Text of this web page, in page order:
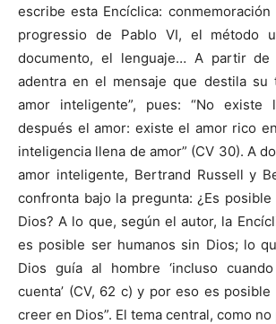
escribe esta Encíclica:
progressio de Pablo VI, el método
documento, el lenguaje… A partir
adentra en el mensaje que destila su
amor inteligente”, pues: “No existe
después el amor: existe el amor rico
inteligencia llena de amor” (CV 30). A
amor inteligente, Bertrand Russell y
confronta bajo la pregunta: ¿Es
Dios? A lo que, según el autor, la
es posible ser humanos sin Dios; lo
Dios guía al hombre ‘incluso
cuenta’ (CV, 62 c) y por eso es
creer en Dios”. El tema central, como